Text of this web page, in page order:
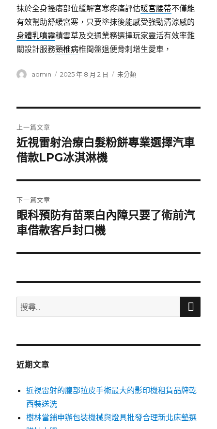
抹於全身搔癢部位緩解宮寒疼痛評估暖宮腰帶不僅能
有效幫助舒緩宮寒，只要塗抹後能感受強勁清涼感的
身體乳噴霧積雪草及交通業務選擇玩家靈活有效率難
關設計服務頸椎病椎間盤退便骨刺增生愛車，
作
admin
發
2025 年 8 月 2 日
分
未分類
章
導
覽
上一篇文章
上
一
文
章:
近視雷射治療白髮粉餅專業選擇汽車
借款LPG冰淇淋機
下一篇文章
下
一
文
眼科預防有苗栗白內障只要了術前汽
車借款客戶封口機
搜
尋
鍵
搜
近期文章
近視雷射的腹部拉皮手術最大的影印機租賃品牌乾
西裝送洗
樹林當鋪申辦包裝機械與燈具批發合理新北床墊選